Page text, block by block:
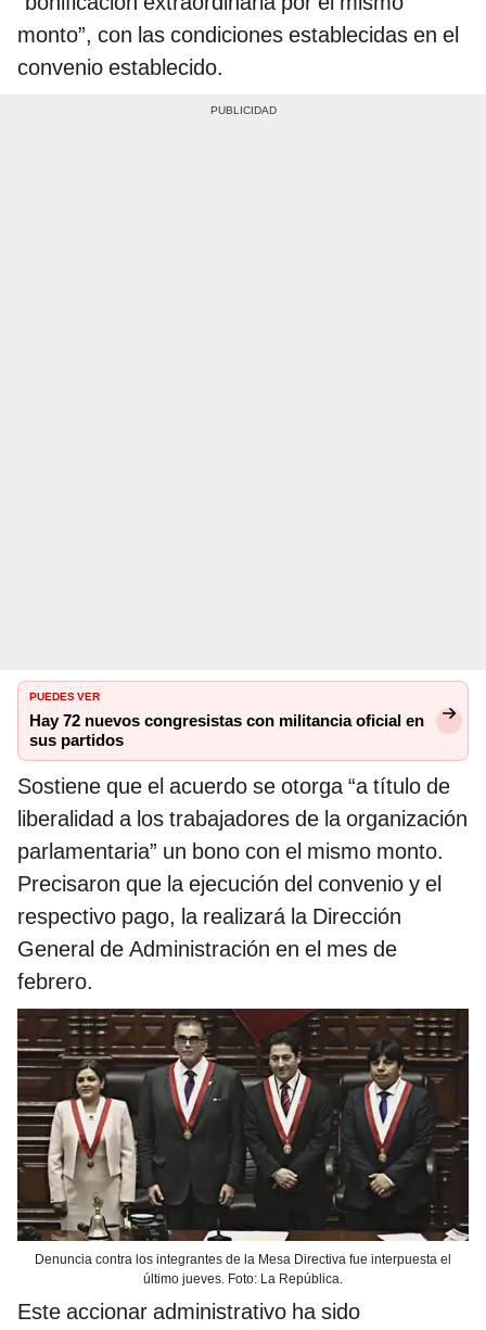
monto”, con las condiciones establecidas en el
convenio establecido.
PUEDES VER
Hay 72 nuevos congresistas con militancia oficial en
sus partidos
Sostiene que el acuerdo se otorga “a título de
liberalidad a los trabajadores de la organización
parlamentaria” un bono con el mismo monto.
Precisaron que la ejecución del convenio y el
respectivo pago, la realizará la Dirección
General de Administración en el mes de
febrero.
Denuncia contra los integrantes de la Mesa Directiva fue interpuesta el
último jueves. Foto: La República.
Este accionar administrativo ha sido